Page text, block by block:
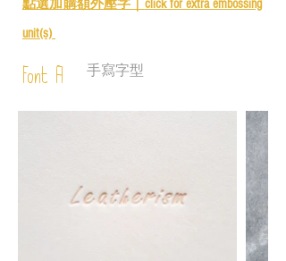
點選加購額外壓字｜ click for extra embossing
unit(s)
Font A 手寫字型